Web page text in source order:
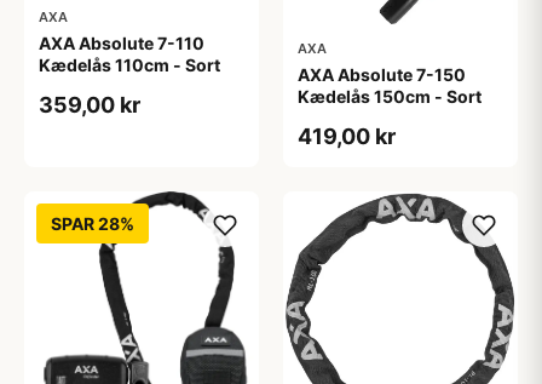
AXA
AXA Absolute 7-110
Kædelås 110cm - Sort
359,00 kr
AXA
AXA Absolute 7-150
Kædelås 150cm - Sort
419,00 kr
SPAR 28%